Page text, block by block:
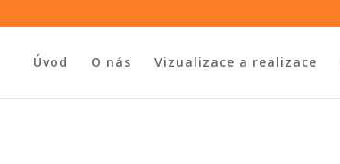
Úvod O nás Vizualizace a realizace